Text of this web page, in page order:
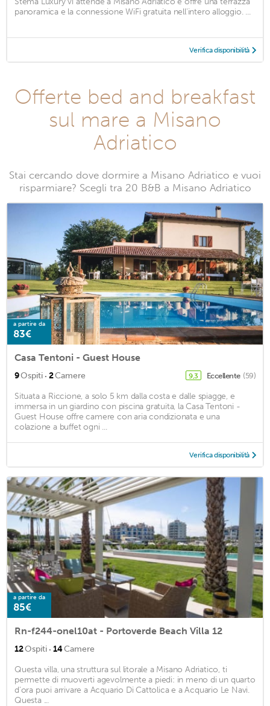
panoramica e la connessione WiFi gratuita nell'intero alloggio. ...
Verifica disponibilità
Offerte bed and breakfast
sul mare a Misano
Adriatico
Stai cercando dove dormire a Misano Adriatico e vuoi
risparmiare? Scegli tra 20 B&B a Misano Adriatico
a partire da
83€
Casa Tentoni - Guest House
9Ospiti · 2Camere 9,3 Eccellente (59)
Situata a Riccione, a solo 5 km dalla costa e dalle spiagge, e
immersa in un giardino con piscina gratuita, la Casa Tentoni -
Guest House offre camere con aria condizionata e una
colazione a buffet ogni ...
Verifica disponibilità
a partire da
85€
Rn-f244-onel10at - Portoverde Beach Villa 12
12Ospiti · 14Camere
Questa villa, una struttura sul litorale a Misano Adriatico, ti
permette di muoverti agevolmente a piedi: in meno di un quarto
d'ora puoi arrivare a Acquario Di Cattolica e a Acquario Le Navi.
Questa ...